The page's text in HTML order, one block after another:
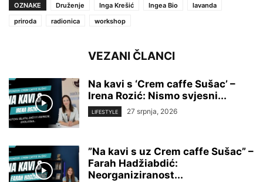
OZNAKE
Druženje Inga Krešić Ingea Bio
lavanda
priroda
radionica workshop
VEZANI ČLANCI
Na kavi s ‘Crem caffe Sušac’ –
Irena Rozić: Nismo svjesni...
LIFESTYLE 27 srpnja, 2026
”Na kavi s uz Crem caffe Sušac” –
Farah Hadžiabdić:
Neorganiziranost...